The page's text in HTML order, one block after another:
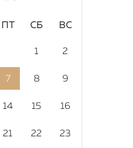
ПТ СБ ВС
1 2
7 8 9
14 15 16
21 22 23